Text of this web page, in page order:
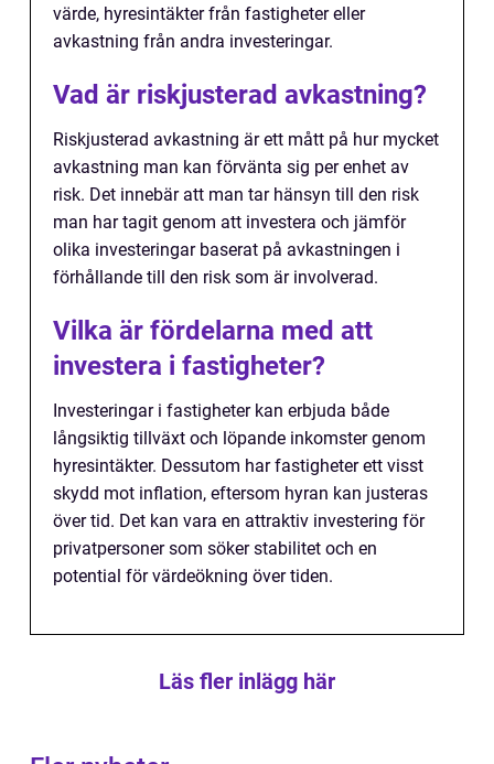
värde, hyresintäkter från fastigheter eller
avkastning från andra investeringar.
Vad är riskjusterad avkastning?
Riskjusterad avkastning är ett mått på hur mycket
avkastning man kan förvänta sig per enhet av
risk. Det innebär att man tar hänsyn till den risk
man har tagit genom att investera och jämför
olika investeringar baserat på avkastningen i
förhållande till den risk som är involverad.
Vilka är fördelarna med att
investera i fastigheter?
Investeringar i fastigheter kan erbjuda både
långsiktig tillväxt och löpande inkomster genom
hyresintäkter. Dessutom har fastigheter ett visst
skydd mot inflation, eftersom hyran kan justeras
över tid. Det kan vara en attraktiv investering för
privatpersoner som söker stabilitet och en
potential för värdeökning över tiden.
Läs fler inlägg här